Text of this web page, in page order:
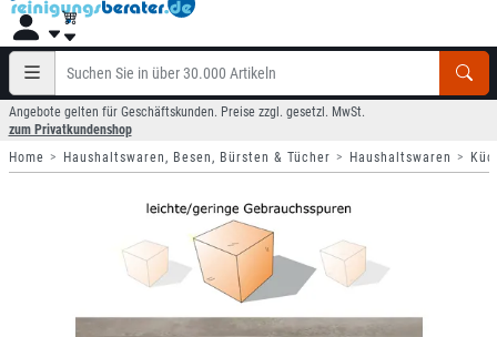
Angebote gelten für Geschäftskunden. Preise zzgl. gesetzl. MwSt.
zum Privatkundenshop
Home
Haushaltswaren, Besen, Bürsten & Tücher Haushaltswaren